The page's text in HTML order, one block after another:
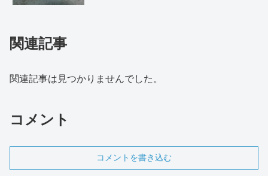
関連記事
関連記事は見つかりませんでした。
コメント
コメントを書き込む